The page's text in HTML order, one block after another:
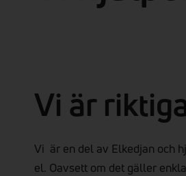
Vi är
Vi är en del av Elkedjan och
el. Oavsett om det gäller